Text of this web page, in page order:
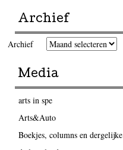
Archief
Archief
Media
arts in spe
Arts&Auto
Boekjes, columns en dergelijke